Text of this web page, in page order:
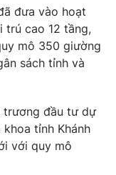
đưa vào hoạt
trú cao 12 tầng,
mô 350 giường
sách tỉnh và
trương đầu tư dự
tỉnh Khánh
với quy mô